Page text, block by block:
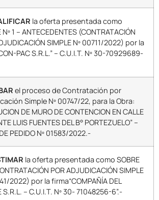
la oferta presentada como
Nº 1 – ANTECEDENTES (CONTRATACIÓN
SIMPLE Nº 00711/2022) por la
PAC S.R.L.” – C.U.I.T. Nº 30-70929689-
el proceso de Contratación por
Simple Nº 00747/22, para la Obra:
DE MURO DE CONTENCION EN CALLE
LUIS FUENTES DEL B° PORTEZUELO” –
PEDIDO Nº 01583/2022.-
la oferta presentada como SOBRE
POR ADJUDICACIÓN SIMPLE
2022) por la firma“COMPAÑÍA DEL
S.R.L. – C.U.I.T. Nº 30- 71048256-6”.-